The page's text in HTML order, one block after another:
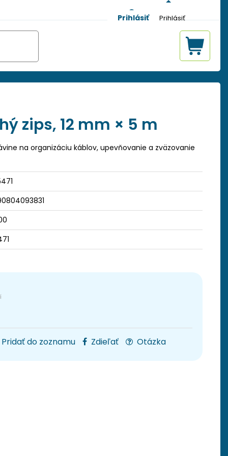
Prihlásiť
Pridať do zoznamu Zdieľať Otázka
zips, 12 mm × 5 m
na organizáciu káblov, upevňovanie a zväzovanie